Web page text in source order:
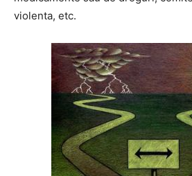
violenta, etc.